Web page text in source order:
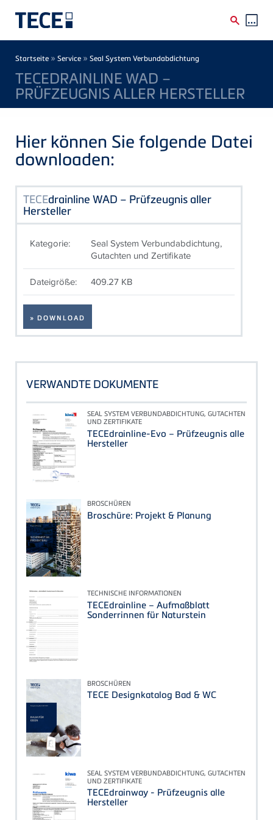
Breadcrumb
Startseite » Service » Seal System Verbundabdichtung
TECEDRAINLINE WAD –
PRÜFZEUGNIS ALLER HERSTELLER
Hier können Sie folgende Datei
downloaden:
TECEdrainline WAD – Prüfzeugnis aller
Hersteller
Kategorie:
Seal System Verbundabdichtung,
Gutachten und Zertifikate
Dateigröße: 409.27 KB
» DOWNLOAD
VERWANDTE DOKUMENTE
SEAL SYSTEM VERBUNDABDICHTUNG, GUTACHTEN
UND ZERTIFIKATE
TECEdrainline-Evo – Prüfzeugnis alle
Hersteller
BROSCHÜREN
Broschüre: Projekt & Planung
TECHNISCHE INFORMATIONEN
TECEdrainline – Aufmaßblatt
Sonderrinnen für Naturstein
BROSCHÜREN
TECE Designkatalog Bad & WC
SEAL SYSTEM VERBUNDABDICHTUNG, GUTACHTEN
UND ZERTIFIKATE
TECEdrainway - Prüfzeugnis alle
Hersteller